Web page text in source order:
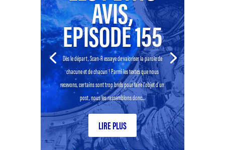
AVIS,
EPISODE 155
Dès le départ, Scan-R essaye de valoriser la parole de
chacune et de chacun ! Parmi les textes que nous
recevons, certains sont trop brefs pour faire l’objet d’un
post, nous les rassemblons donc...
LIRE PLUS